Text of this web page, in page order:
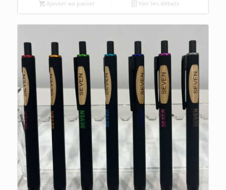
Ajouter au panier Voir les détails